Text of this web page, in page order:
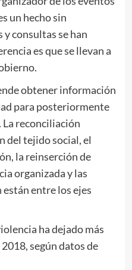
un hecho sin
consultas se han
es que se llevan a
obtener información
para posteriormente
reconciliación
del tejido social, el
la reinserción de
organizada y las
entre los ejes
ha dejado más
según datos de